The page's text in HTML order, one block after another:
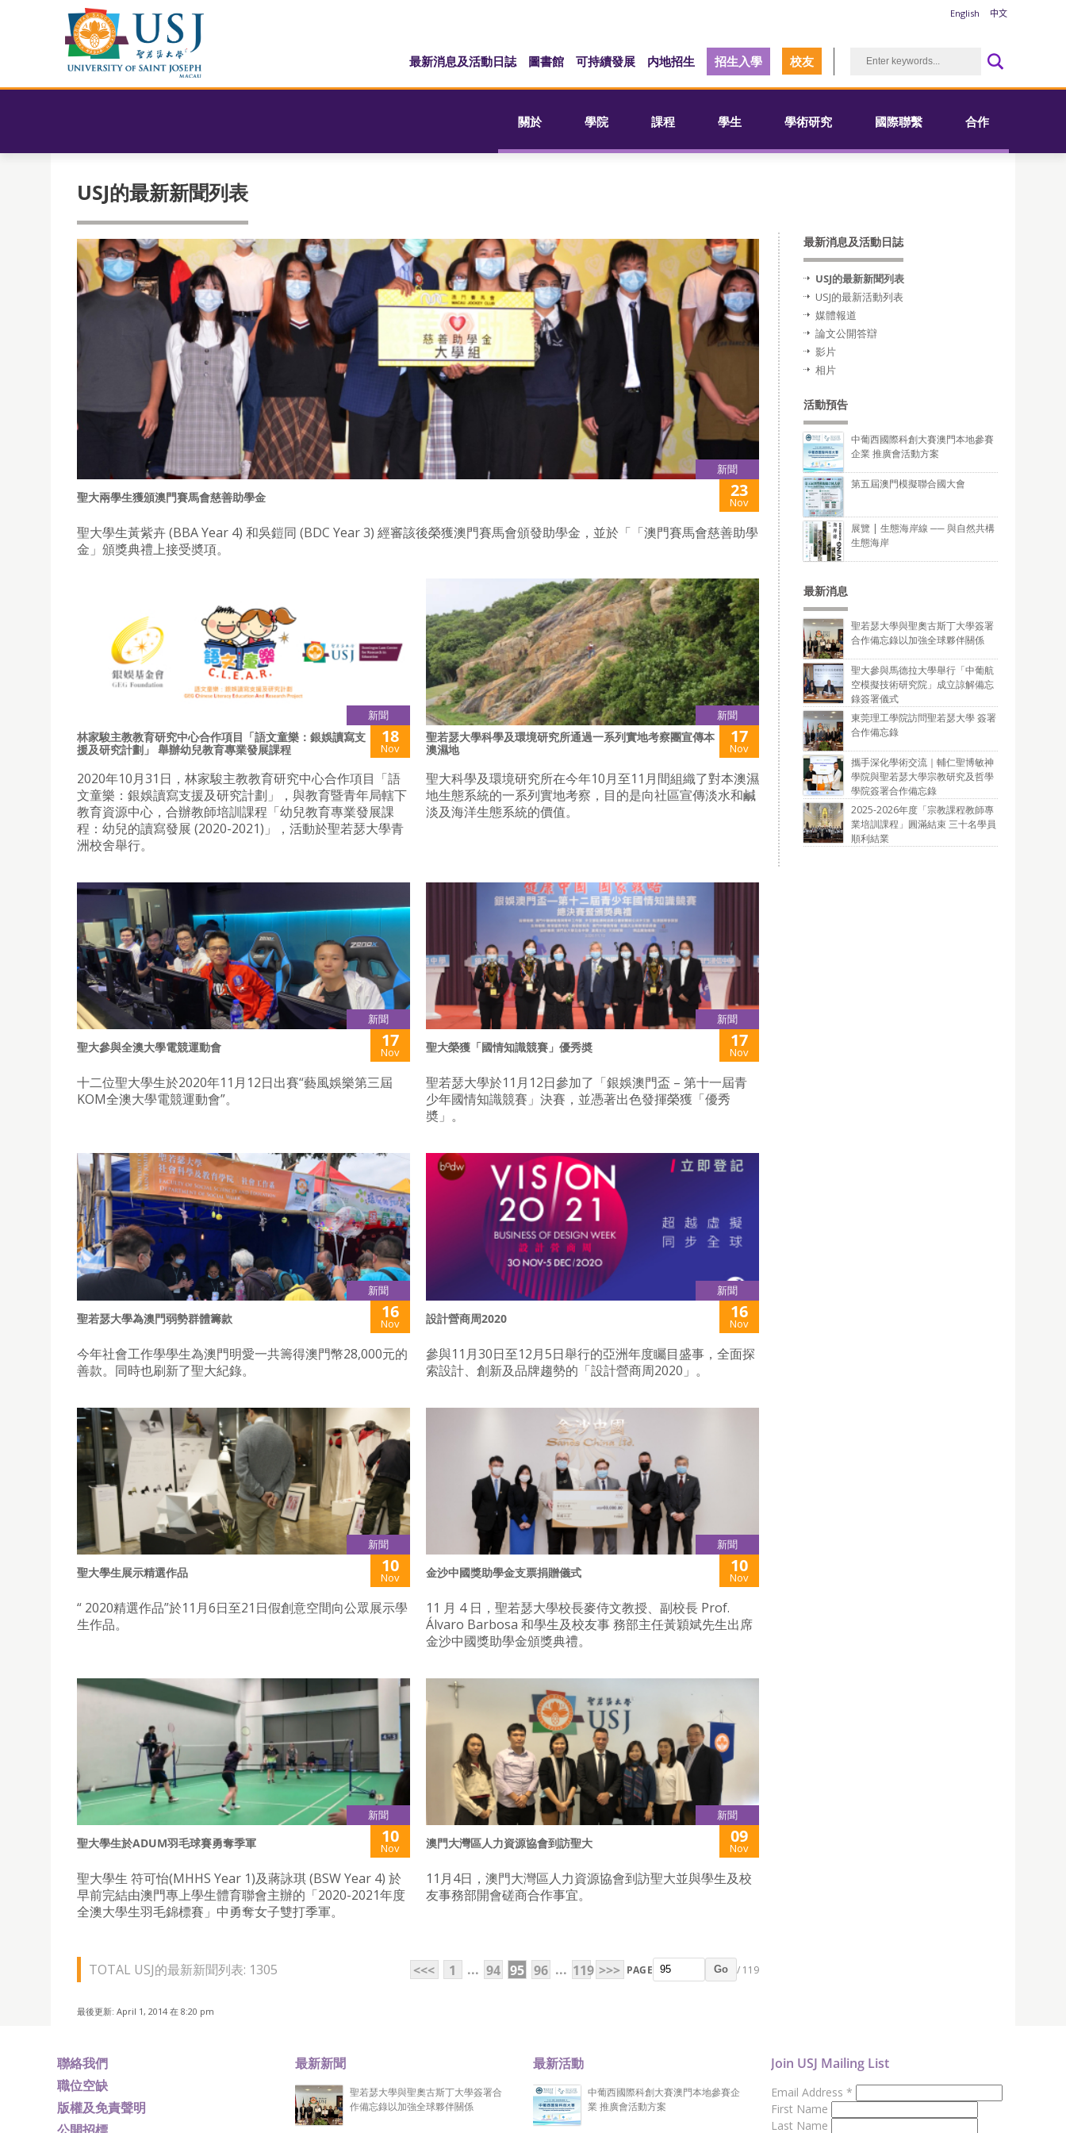
English 中文
最新消息及活動日誌 圖書館 可持續發展 内地招生 招生入學 校友
關於 學院 課程 學生 學術研究 國際聯繫 合作
USJ的最新新聞列表
新聞
聖大兩學生獲頒澳門賽馬會慈善助學金 23
Nov
聖大學生黃紫卉 (BBA Year 4) 和吳鎧同 (BDC Year 3) 經審該後榮獲澳門賽馬會頒發助學金，並於「「澳門賽馬會慈善助學
金」頒獎典禮上接受奬項。
新聞
林家駿主教教育研究中心合作項目「語文童樂：銀娛讀寫支
援及研究計劃」 舉辦幼兒教育專業發展課程
18
Nov
2020年10月31日，林家駿主教教育研究中心合作項目「語
文童樂：銀娛讀寫支援及研究計劃」，與教育暨青年局轄下
教育資源中心，合辦教師培訓課程「幼兒教育專業發展課
程：幼兒的讀寫發展 (2020-2021)」，活動於聖若瑟大學青
洲校舍舉行。
新聞
聖若瑟大學科學及環境研究所通過一系列實地考察團宣傳本
澳濕地
17
Nov
聖大科學及環境研究所在今年10月至11月間組織了對本澳濕
地生態系統的一系列實地考察，目的是向社區宣傳淡水和鹹
淡及海洋生態系統的價值。
新聞
聖大參與全澳大學電競運動會 17
Nov
十二位聖大學生於2020年11月12日出賽“藝風娛樂第三屆
KOM全澳大學電競運動會”。
新聞
聖大榮獲「國情知識競賽」優秀奬 17
Nov
聖若瑟大學於11月12日參加了「銀娛澳門盃 – 第十一屆青
少年國情知識競賽」決賽，並憑著出色發揮榮獲「優秀
奬」。
新聞
聖若瑟大學為澳門弱勢群體籌款 16
Nov
今年社會工作學學生為澳門明愛一共籌得澳門幣28,000元的
善款。同時也刷新了聖大紀錄。
新聞
設計營商周2020 16
Nov
參與11月30日至12月5日舉行的亞洲年度矚目盛事，全面探
索設計、創新及品牌趨勢的「設計營商周2020」。
新聞
聖大學生展示精選作品 10
Nov
“ 2020精選作品”於11月6日至21日假創意空間向公眾展示學
生作品。
新聞
金沙中國獎助學金支票捐贈儀式 10
Nov
11 月 4 日，聖若瑟大學校長麥侍文教授、副校長 Prof.
Álvaro Barbosa 和學生及校友事 務部主任黃穎斌先生出席
金沙中國獎助學金頒獎典禮。
新聞
聖大學生於ADUM羽毛球賽勇奪季軍 10
Nov
聖大學生 符可怡(MHHS Year 1)及蔣詠琪 (BSW Year 4) 於
早前完結由澳門專上學生體育聯會主辦的「2020-2021年度
全澳大學生羽毛錦標賽」中勇奪女子雙打季軍。
新聞
澳門大灣區人力資源協會到訪聖大 09
Nov
11月4日，澳門大灣區人力資源協會到訪聖大並與學生及校
友事務部開會磋商合作事宜。
TOTAL USJ的最新新聞列表: 1305 <<< 1 ... 94 95 96 ... 119 >>> PAGE Go / 119
最後更新: April 1, 2014 在 8:20 pm
最新消息及活動日誌
USJ的最新新聞列表
USJ的最新活動列表
媒體報道
論文公開答辯
影片
相片
活動預告
中葡西國際科創大賽澳門本地參賽
企業 推廣會活動方案
第五屆澳門模擬聯合國大會
展覽 | 生態海岸線 ── 與自然共構
生態海岸
最新消息
聖若瑟大學與聖奧古斯丁大學簽署
合作備忘錄以加強全球夥伴關係
聖大參與馬德拉大學舉行「中葡航
空模擬技術研究院」成立諒解備忘
錄簽署儀式
東莞理工學院訪問聖若瑟大學 簽署
合作備忘錄
攜手深化學術交流｜輔仁聖博敏神
學院與聖若瑟大學宗教研究及哲學
學院簽署合作備忘錄
2025-2026年度「宗教課程教師專
業培訓課程」圓滿結束 三十名學員
順利結業
聯絡我們
職位空缺
版權及免責聲明
最新新聞
聖若瑟大學與聖奧古斯丁大學簽署合
作備忘錄以加強全球夥伴關係
最新活動
中葡西國際科創大賽澳門本地參賽企
業 推廣會活動方案
Join USJ Mailing List
Email Address *
First Name
Last Name